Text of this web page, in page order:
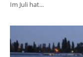
Im Juli hat...